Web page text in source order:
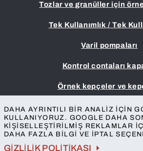
Tozlar ve granüller için
Tek Kullanımlık / Tek
Varil pompaları
Kontrol contaları
Örnek kepçeler ve
Künye
Şartlar ve
Gizlilik koruması
İletişim
DAHA AYRINTILI BIR ANALIZ IÇIN
KULLANIYORUZ. GOOGLE DAHA
KIŞISELLEŞTIRILMIŞ REKLAMLAR
DAHA FAZLA BILGI VE IPTAL
GIZLILIK POLITIKASI